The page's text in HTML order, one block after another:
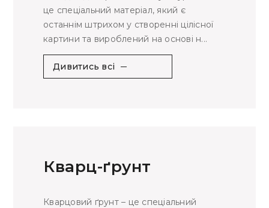
це спеціальний матеріал, який є
останнім штрихом у створенні цілісної
картини та вироблений на основі н...
Дивитись всі
Кварц-ґрунт
Кварцовий ґрунт – це спеціальний